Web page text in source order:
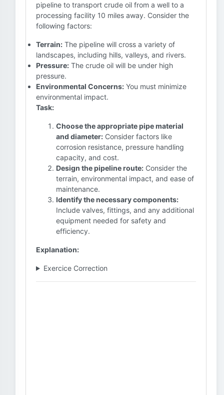
pipeline to transport crude oil from a well to a
processing facility 10 miles away. Consider the
following factors:
Terrain: The pipeline will cross a variety of
landscapes, including hills, valleys, and rivers.
Pressure: The crude oil will be under high
pressure.
Environmental Concerns: You must minimize
environmental impact.
Task:
Choose the appropriate pipe material
and diameter: Consider factors like
corrosion resistance, pressure handling
capacity, and cost.
Design the pipeline route: Consider the
terrain, environmental impact, and ease of
maintenance.
Identify the necessary components:
Include valves, fittings, and any additional
equipment needed for safety and
efficiency.
Explanation:
Exercice Correction